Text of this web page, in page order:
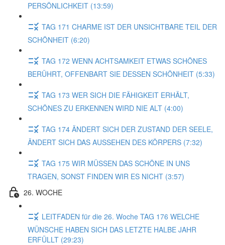
PERSÖNLICHKEIT (13:59)
TAG 171 CHARME IST DER UNSICHTBARE TEIL DER
SCHÖNHEIT (6:20)
TAG 172 WENN ACHTSAMKEIT ETWAS SCHÖNES
BERÜHRT, OFFENBART SIE DESSEN SCHÖNHEIT (5:33)
TAG 173 WER SICH DIE FÄHIGKEIT ERHÄLT,
SCHÖNES ZU ERKENNEN WIRD NIE ALT (4:00)
TAG 174 ÄNDERT SICH DER ZUSTAND DER SEELE,
ÄNDERT SICH DAS AUSSEHEN DES KÖRPERS (7:32)
TAG 175 WIR MÜSSEN DAS SCHÖNE IN UNS
TRAGEN, SONST FINDEN WIR ES NICHT (3:57)
26. WOCHE
LEITFADEN für die 26. Woche TAG 176 WELCHE
WÜNSCHE HABEN SICH DAS LETZTE HALBE JAHR
ERFÜLLT (29:23)